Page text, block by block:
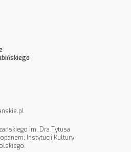
im. Dra Tytusa
Instytucji Kultury